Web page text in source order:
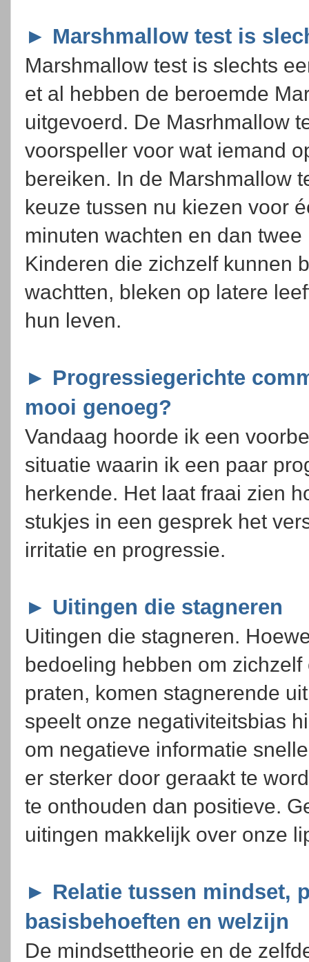
► Marshmallow test is
Marshmallow test is slechts
et al hebben de beroemde
uitgevoerd. De Masrhmallow
voorspeller voor wat iemand
bereiken. In de Marshmallow
keuze tussen nu kiezen voor
minuten wachten en dan
Kinderen die zichzelf kunnen
wachtten, bleken op latere
hun leven.
► Progressiegerichte
mooi genoeg?
Vandaag hoorde ik een
situatie waarin ik een paar
herkende. Het laat fraai zien
stukjes in een gesprek het
irritatie en progressie.
► Uitingen die stagneren
Uitingen die stagneren.
bedoeling hebben om
praten, komen stagnerende
speelt onze negativiteitsbias
om negatieve informatie
er sterker door geraakt te
te onthouden dan positieve.
uitingen makkelijk over onze
► Relatie tussen mindset,
basisbehoeften en welzijn
De mindsettheorie en de